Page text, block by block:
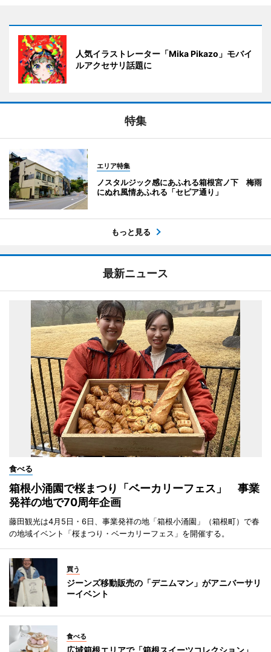
人気イラストレーター「Mika Pikazo」モバイ
ルアクセサリ話題に
特集
エリア特集
ノスタルジック感にあふれる箱根宮ノ下 梅雨
にぬれ風情あふれる「セピア通り」
もっと見る
最新ニュース
食べる
箱根小涌園で桜まつり「ベーカリーフェス」 事業
発祥の地で70周年企画
藤田観光は4月5日・6日、事業発祥の地「箱根小涌園」（箱根町）で春
の地域イベント「桜まつり・ベーカリーフェス」を開催する。
買う
ジーンズ移動販売の「デニムマン」がアニバーサリ
ーイベント
食べる
広域箱根エリアで「箱根スイーツコレクション」